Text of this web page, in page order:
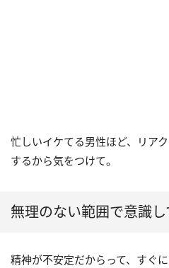
忙しいイケてる男性ほど、リア
するから気をつけて。
無理のない範囲で意識し
精神が不安定だからって、すぐ